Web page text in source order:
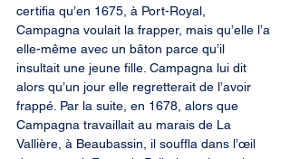
certifia qu’en 1675, à Port-Royal,
Campagna voulait la frapper, mais qu’elle l’a
elle-même avec un bâton parce qu’il
insultait une jeune fille. Campagna lui dit
alors qu’un jour elle regretterait de l’avoir
frappé. Par la suite, en 1678, alors que
Campagna travaillait au marais de La
Vallière, à Beaubassin, il souffla dans l’œil